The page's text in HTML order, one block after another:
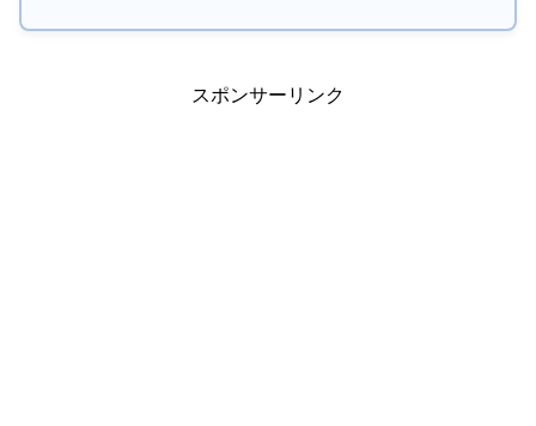
スポンサーリンク